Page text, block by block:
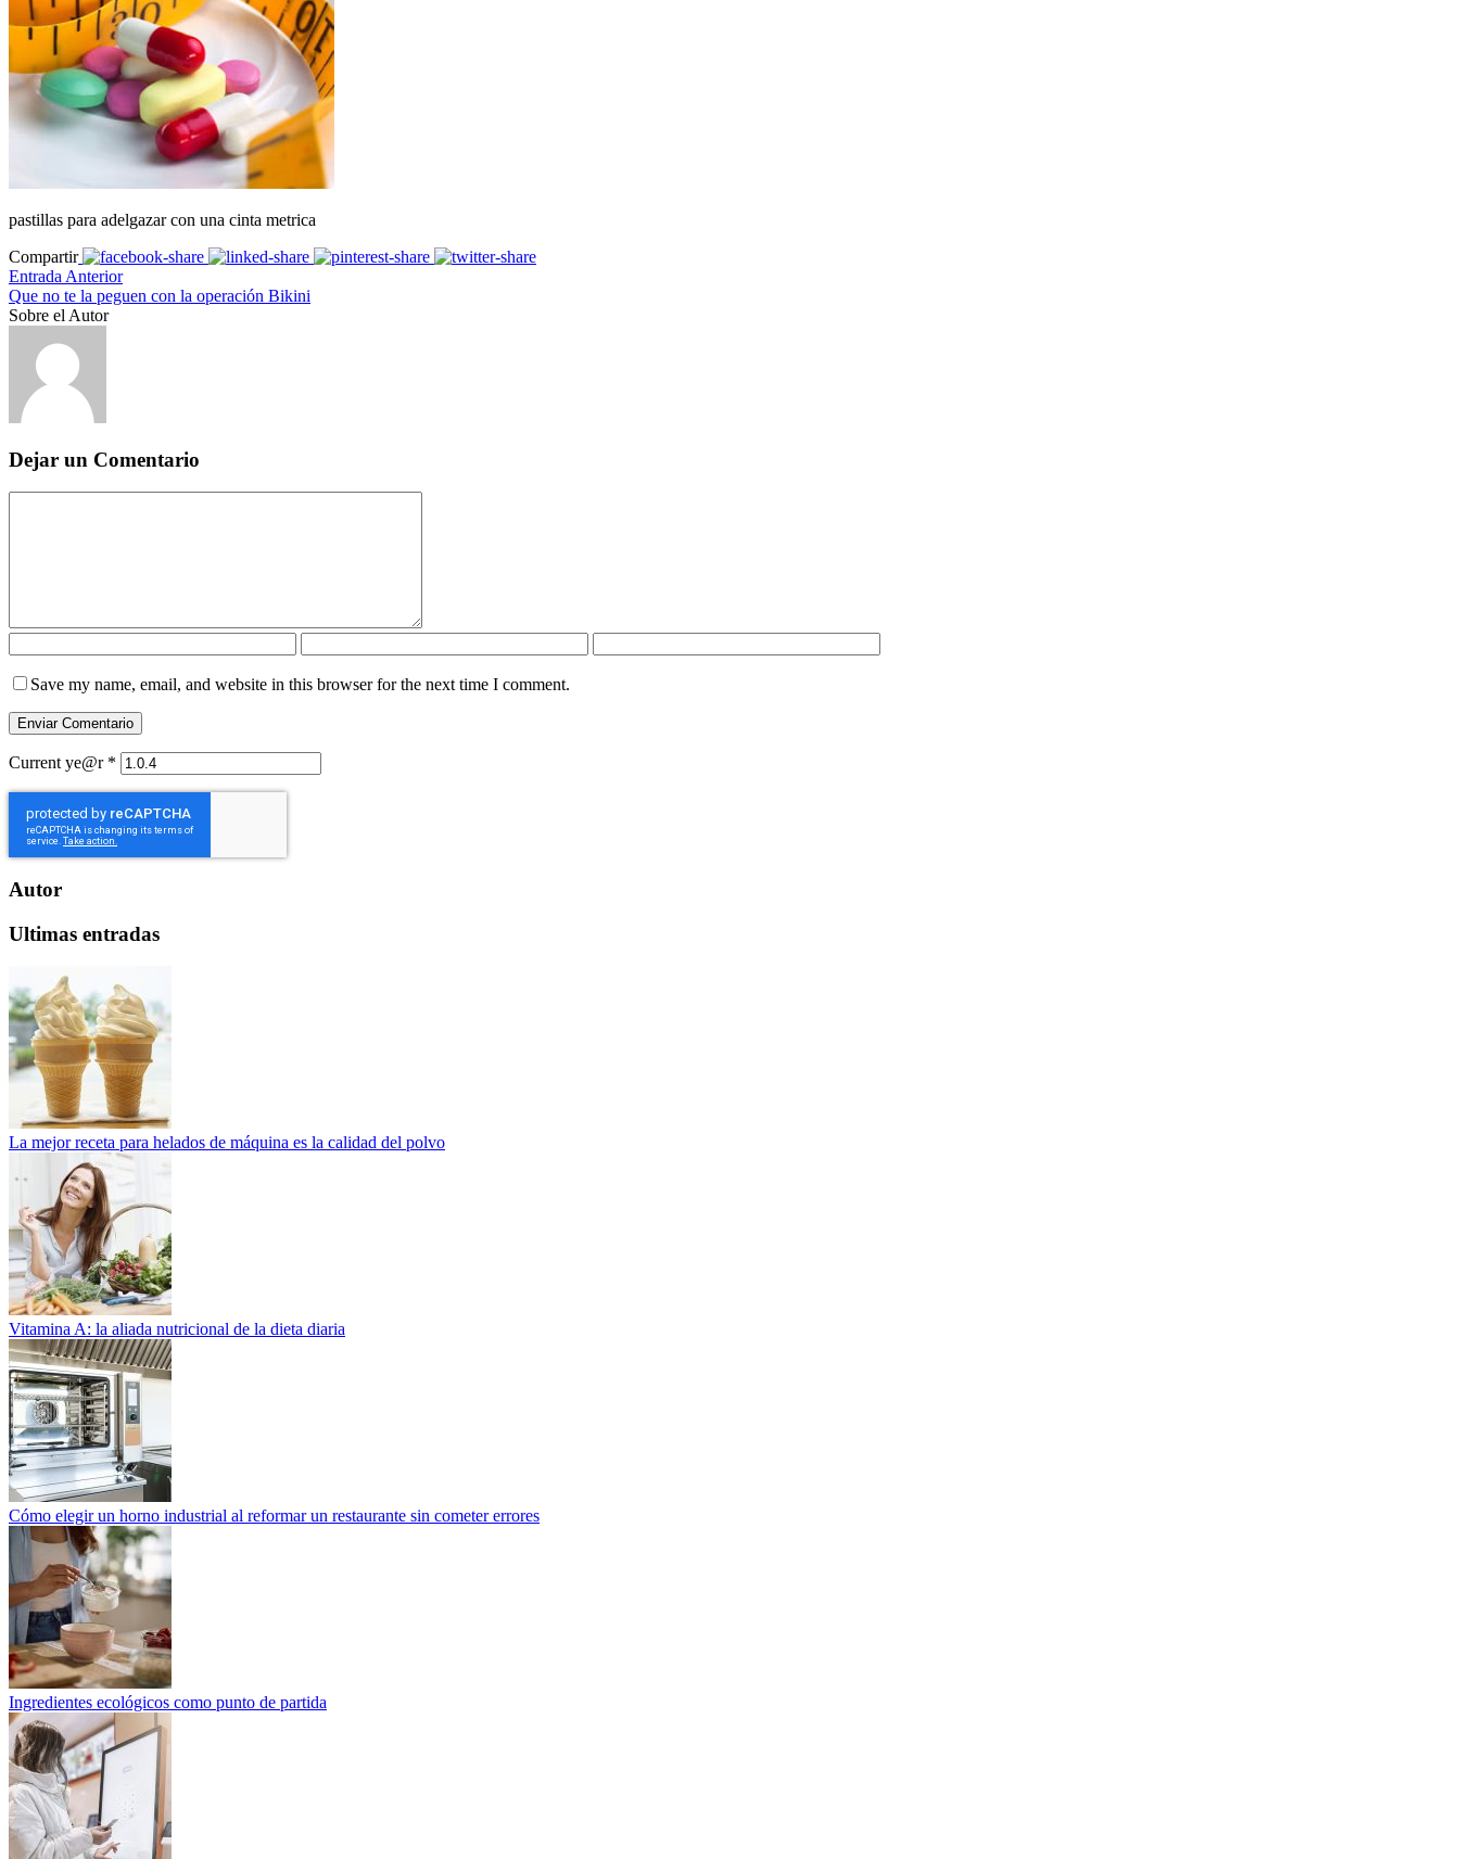
pastillas para adelgazar con una cinta metrica
Compartir
Entrada Anterior
Que no te la peguen con la operación Bikini
Sobre el Autor
Dejar un Comentario
Save my name, email, and website in this browser for the next time I comment.
Current ye@r *
Autor
Ultimas entradas
La mejor receta para helados de máquina es la calidad del polvo
Vitamina A: la aliada nutricional de la dieta diaria
Cómo elegir un horno industrial al reformar un restaurante sin cometer errores
Ingredientes ecológicos como punto de partida